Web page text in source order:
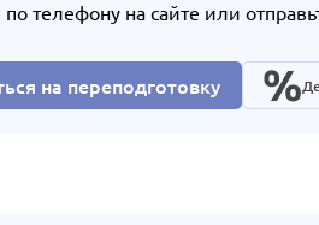
по телефону на сайте или
на переподготовку